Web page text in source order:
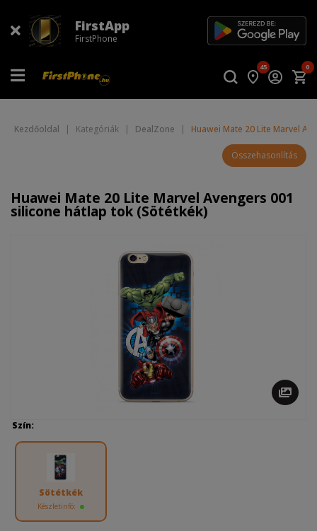
FirstApp
FirstPhone
45 0
Kezdőoldal | Kategóriák | DealZone | Huawei Mate 20 Lite Marvel
Összehasonlítás
Huawei Mate 20 Lite Marvel Avengers 001
silicone hátlap tok (Sötétkék)
Szín:
Sötétkék
Készletinfó: